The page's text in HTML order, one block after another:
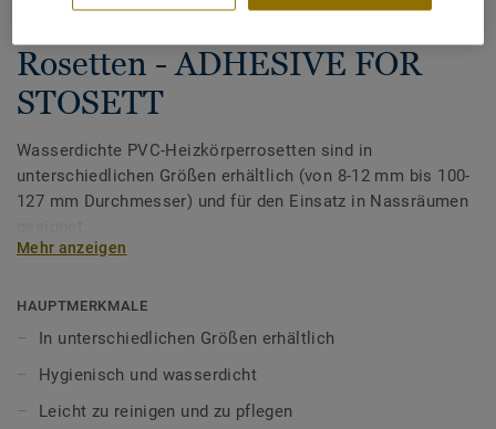
Rosetten - ADHESIVE FOR
STOSETT
Wasserdichte PVC-Heizkörperrosetten sind in
unterschiedlichen Größen erhältlich (von 8-12 mm bis 100-
127 mm Durchmesser) und für den Einsatz in Nassräumen
Mehr anzeigen
HAUPTMERKMALE
In unterschiedlichen Größen erhältlich
Hygienisch und wasserdicht
Leicht zu reinigen und zu pflegen